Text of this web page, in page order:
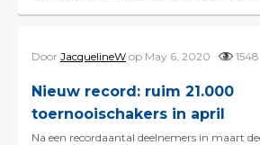
Door JacquelineW op May 6, 2020 1548
Nieuw record: ruim 21.000
toernooischakers in april
Na een recordaantal deelnemers in maart